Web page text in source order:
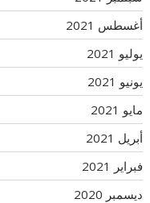
أغسطس 2021
يوليو 2021
يونيو 2021
مايو 2021
أبريل 2021
فبراير 2021
ديسمبر 2020